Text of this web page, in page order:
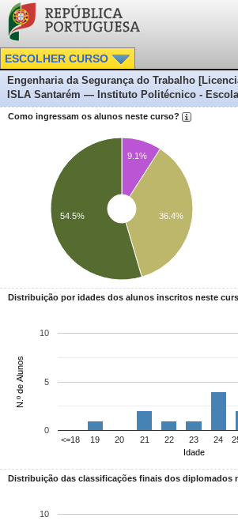
ESCOLHER CURSO
Engenharia da Segurança do Trabalho
ISLA Santarém — Instituto Politécnico -
Como ingressam os alunos neste curso?
9.1%
36.4%
54.5%
Distribuição por idades dos alunos inscritos neste
<=18 19 20 21 22 23 24
0
5
10
Idade
N.º de Alunos
Distribuição das classificações finais dos diplomados
10